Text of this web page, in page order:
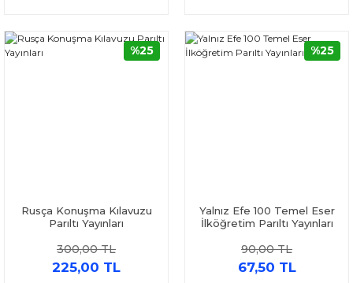
Rusça Konuşma Kılavuzu
Parıltı Yayınları
300,00 TL
225,00 TL
%25
Yalnız Efe 100 Temel Eser
İlköğretim Parıltı Yayınları
90,00 TL
67,50 TL
%25